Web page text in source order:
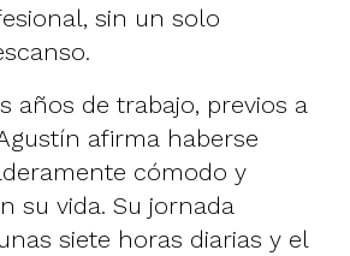
sin un solo
años de trabajo, previos a
afirma haberse
cómodo y
su vida. Su jornada
siete horas diarias y el